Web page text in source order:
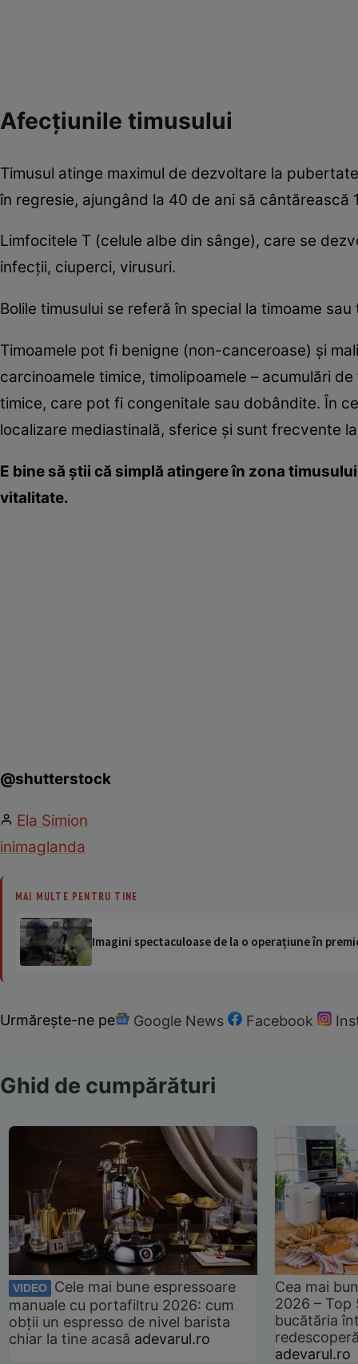
Afecţiunile timusului
Timusul atinge maximul de dezvoltare la
în regresie, ajungând la 40 de ani să cântărească
Limfocitele T (celule albe din sânge), care se
infecţii, ciuperci, virusuri.
Bolile timusului se referă în special la timoame
Timoamele pot fi benigne (non-canceroase) şi
carcinoamele timice, timolipoamele – acumulări
timice, care pot fi congenitale sau dobândite. În
localizare mediastinală, sferice şi sunt frecvente
E bine să ştii că simplă atingere în zona
vitalitate.
@shutterstock
Ela Simion
inimaglanda
MAI MULTE PENTRU TINE
Imagini spectaculoase de la o operațiune în
Urmărește-ne pe Google News Facebook
Ghid de cumpărături
VIDEO
Cele mai bune espressoare
manuale cu portafiltru 2026: cum
obții un espresso de nivel barista
chiar la tine acasă adevarul.ro
Cea mai
2026 –
bucătăria
adevarul.ro